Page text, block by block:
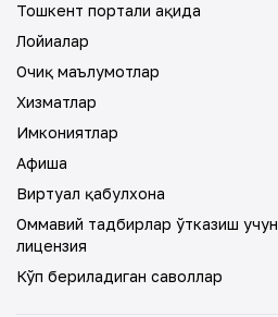
Тошкент портали ҳақида
Лойиҳалар
Очиқ маълумотлар
Хизматлар
Имкониятлар
Афиша
Виртуал қабулхона
Оммавий тадбирлар ўтказиш учун
лицензия
Кўп бериладиган саволлар